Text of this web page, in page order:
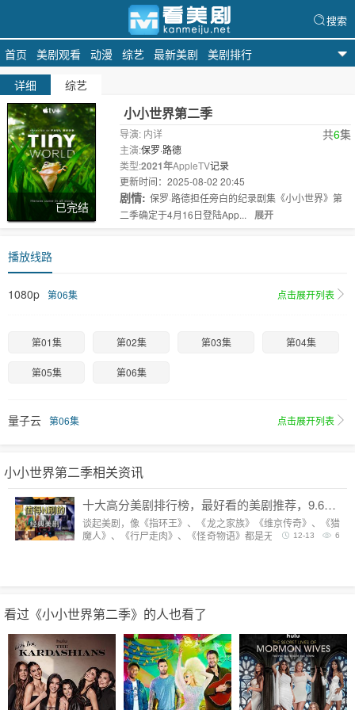
首页 美剧观看 动漫 综艺 最新美剧 美剧排行
搜索
详细 综艺
已完结
小小世界第二季
共6集
导演: 内详
主演:保罗·路德
类型:2021年AppleTV记录
更新时间：2025-08-02 20:45
剧情: 保罗·路德担任旁白的纪录剧集《小小世界》第
二季确定于4月16日登陆App...
展开
播放线路
1080p 第06集 点击展开列表
第01集 第02集 第03集 第04集
第05集 第06集
量子云 第06集 点击展开列表
小小世界第二季相关资讯
十大高分美剧排行榜，最好看的美剧推荐，9.6分神剧扎堆
谈起美剧，像《指环王》、《龙之家族》《维京传奇》、《猎
魔人》、《行尸走肉》、《怪奇物语》都是无法复制的经典，
6
12-13
看过《小小世界第二季》的人也看了